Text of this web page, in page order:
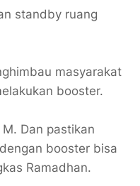
standby ruang
masyarakat
booster.
Dan pastikan
booster bisa
Ramadhan.